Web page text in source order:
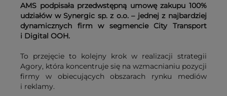
AMS podpisała przedwstępną umowę zakupu 100%
udziałów w Synergic sp. z o.o. – jednej z najbardziej
dynamicznych firm w segmencie City Transport
i Digital OOH.
To przejęcie to kolejny krok w realizacji strategii
Agory, która koncentruje się na wzmacnianiu pozycji
firmy w obiecujących obszarach rynku mediów
i reklamy.